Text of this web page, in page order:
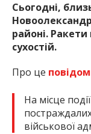
Сьогодні,
районі.
сухостій.
Про це
На місце
військової